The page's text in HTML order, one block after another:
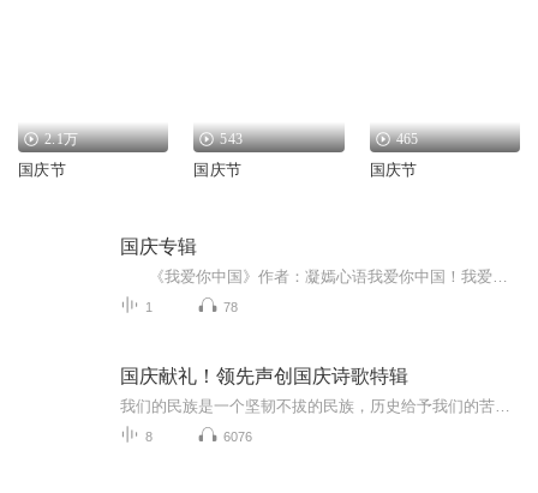
2.1万
国庆节
543
国庆节
465
国庆节
国庆专辑
1 78
国庆献礼！领先声创国庆诗歌特辑
8 6076